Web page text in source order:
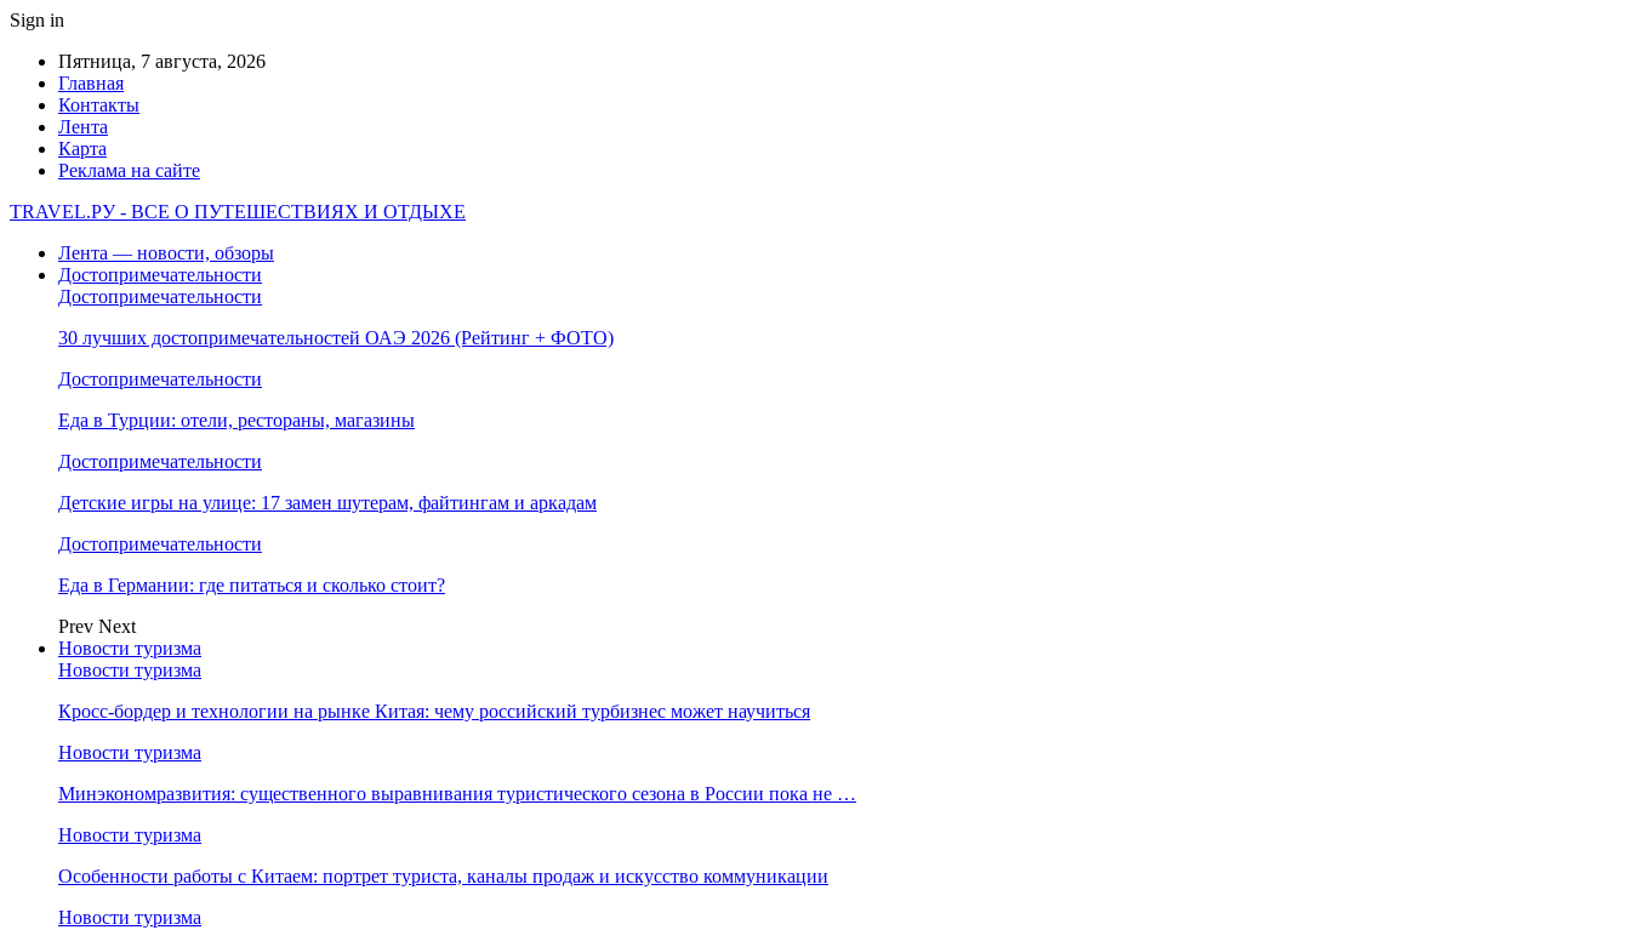
Sign in
Пятница, 7 августа, 2026
Главная
Контакты
Лента
Карта
Реклама на сайте
TRAVEL.РУ - ВСЕ О ПУТЕШЕСТВИЯХ И ОТДЫХЕ
Лента — новости, обзоры
Достопримечательности
Достопримечательности
30 лучших достопримечательностей ОАЭ 2026 (Рейтинг + ФОТО)
Достопримечательности
Еда в Турции: отели, рестораны, магазины
Достопримечательности
Детские игры на улице: 17 замен шутерам, файтингам и аркадам
Достопримечательности
Еда в Германии: где питаться и сколько стоит?
Prev Next
Новости туризма
Новости туризма
Кросс-бордер и технологии на рынке Китая: чему российский турбизнес может научиться
Новости туризма
Минэкономразвития: существенного выравнивания туристического сезона в России пока не …
Новости туризма
Особенности работы с Китаем: портрет туриста, каналы продаж и искусство коммуникации
Новости туризма